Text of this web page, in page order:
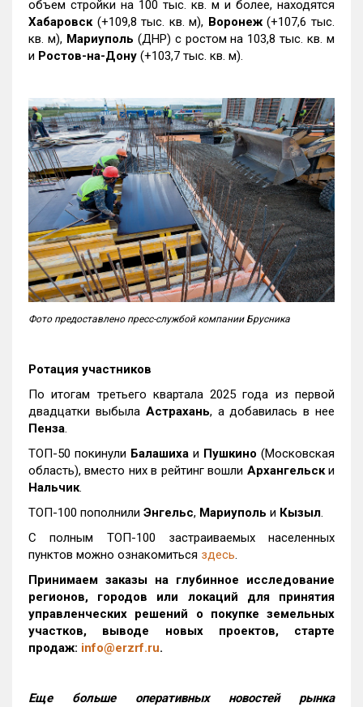
объем стройки на 100 тыс. кв. м и более, находятся
Хабаровск (+109,8 тыс. кв. м), Воронеж(+107,6 тыс.
кв. м), Мариуполь (ДНР) с ростом на 103,8 тыс. кв. м
и Ростов-на-Дону (+103,7 тыс. кв. м).
Фото предоставлено пресс-службой компании Брусника
Ротация участников
По итогам третьего квартала 2025 года из первой
двадцатки выбыла Астрахань, а добавилась в нее
Пенза.
ТОП-50 покинули Балашиха и Пушкино (Московская
область), вместо них в рейтинг вошли Архангельски
Нальчик.
ТОП-100 пополнили Энгельс, Мариуполь и Кызыл.
С полным ТОП-100 застраиваемых населенных
пунктов можно ознакомиться здесь.
Принимаем заказы на глубинное исследование
регионов, городов или локаций для принятия
управленческих решений о покупке земельных
участков, выводе новых проектов, старте
продаж: info@erzrf.ru.
Еще больше оперативных новостей рынка